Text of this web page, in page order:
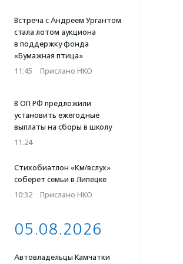
Встреча с Андреем Ургантом
стала лотом аукциона
в поддержку фонда
«Бумажная птица»
11:45 · Прислано НКО
В ОП РФ предложили
установить ежегодные
выплаты на сборы в школу
11:24
Стихобиатлон «Км/вслух»
соберет семьи в Липецке
10:32 · Прислано НКО
05.08.2026
Автовладельцы Камчатки